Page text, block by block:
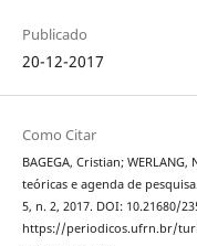
Publicado
20-12-2017
Como Citar
BAGEGA, Cristian;
teóricas e agenda de pesquisa.
5, n. 2, 2017. DOI: 10.21680/
https://periodicos.ufrn.br/